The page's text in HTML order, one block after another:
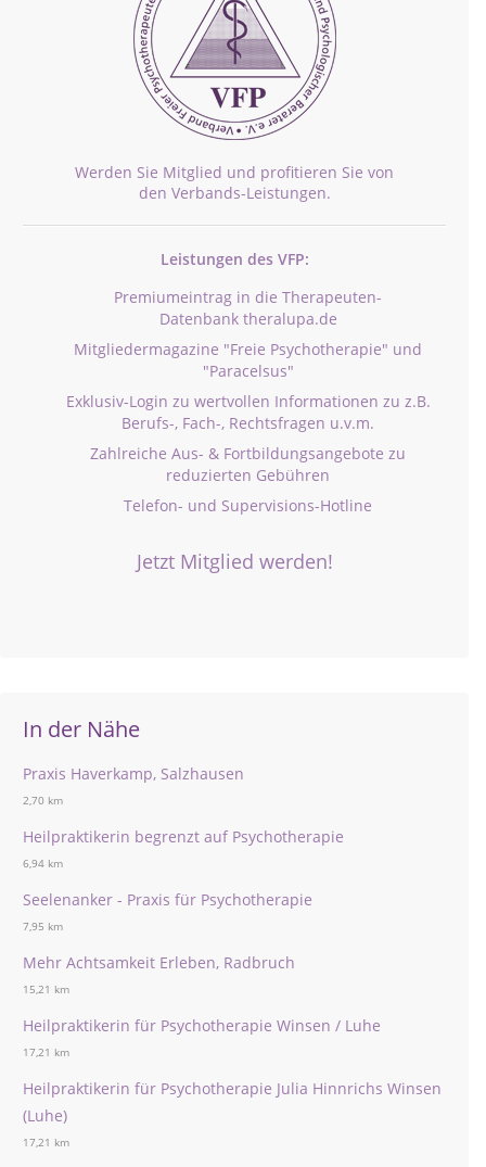
Werden Sie Mitglied und profitieren Sie von
den Verbands-Leistungen.
Leistungen des VFP:
Premiumeintrag in die Therapeuten-
Datenbank theralupa.de
Mitgliedermagazine "Freie Psychotherapie" und
"Paracelsus"
Exklusiv-Login zu wertvollen Informationen zu z.B.
Berufs-, Fach-, Rechtsfragen u.v.m.
Zahlreiche Aus- & Fortbildungsangebote zu
reduzierten Gebühren
Telefon- und Supervisions-Hotline
Jetzt Mitglied werden!
In der Nähe
Praxis Haverkamp, Salzhausen
2,70 km
Heilpraktikerin begrenzt auf Psychotherapie
6,94 km
Seelenanker - Praxis für Psychotherapie
7,95 km
Mehr Achtsamkeit Erleben, Radbruch
15,21 km
Heilpraktikerin für Psychotherapie Winsen / Luhe
17,21 km
Heilpraktikerin für Psychotherapie Julia Hinnrichs Winsen
(Luhe)
17,21 km